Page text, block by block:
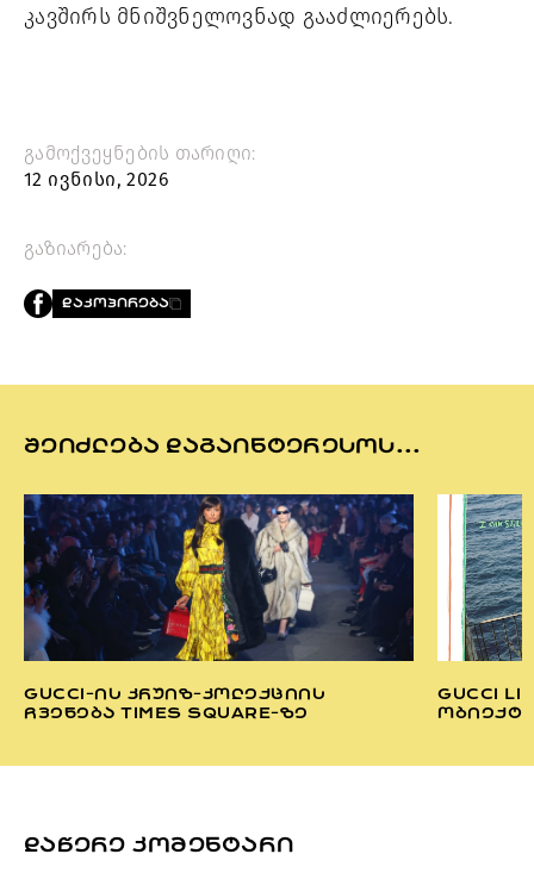
კავშირს მნიშვნელოვნად გააძლიერებს.
გამოქვეყნების თარიღი:
12 ივნისი, 2026
გაზიარება:
ᲓᲐᲙᲝᲞᲘᲠᲔᲑᲐ
ᲨᲔᲘᲫᲚᲔᲑᲐ ᲓᲐᲒᲐᲘᲜᲢᲔᲠᲔᲡᲝᲡ...
GUCCI-ᲘᲡ ᲙᲠᲣᲘᲖ-ᲙᲝᲚᲔᲥᲪᲘᲘᲡ
ᲩᲕᲔᲜᲔᲑᲐ TIMES SQUARE-ᲖᲔ
GUCCI
ᲓᲐᲬᲔᲠᲔ ᲙᲝᲛᲔᲜᲢᲐᲠᲘ